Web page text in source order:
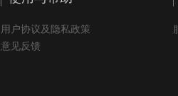
用户协议及隐私政策
意见反馈